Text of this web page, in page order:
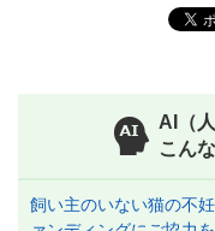
AI（
こん
飼い主のいない猫の不